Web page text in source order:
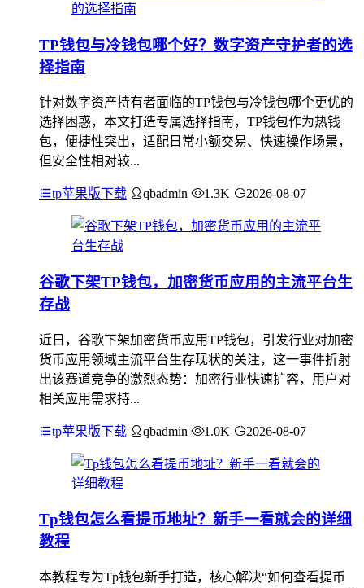
TP钱包与冷钱包哪个好？数字资产守护者的选
择指南
针对数字资产持有者面临的TP钱包与冷钱包哪个更优的
选择困惑，本文打造专属选择指南，TP钱包作为热钱
包，便捷性突出，适配日常小额交易、快速操作场景，
但安全性相对较...
tp苹果版下载 qbadmin 1.3K 2026-08-07
谷歌下架TP钱包，加密货币应用的主流平台生
存战
近日，谷歌下架加密货币应用TP钱包，引发行业对加密
货币应用领域主流平台生存现状的关注，这一事件折射
出该赛道竞争的激烈态势：加密行业快速扩容，用户对
相关应用需求持...
tp苹果版下载 qbadmin 1.0K 2026-08-07
Tp钱包怎么看提币地址？新手一看就会的详细
教程
本教程专为Tp钱包新手打造，核心解决“如何查看提币